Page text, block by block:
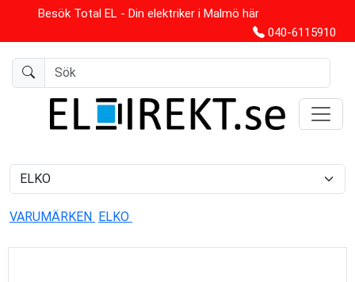
Besök Total EL - Din elektriker i Malmö här
040-6115910
VARUMÄRKEN ELKO